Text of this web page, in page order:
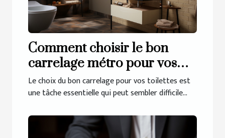
Comment choisir le bon
carrelage métro pour vos
toilettes
Le choix du bon carrelage pour vos toilettes est
une tâche essentielle qui peut sembler difficile...